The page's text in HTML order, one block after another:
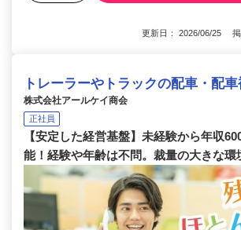
更新日： 2026/06/25 掲
トレーラーやトラックの配車・配
株式会社アールケイ商会
正社員
【安定した経営基盤】未経験から年収
能！経験や年齢は不問。裁量の大きな環